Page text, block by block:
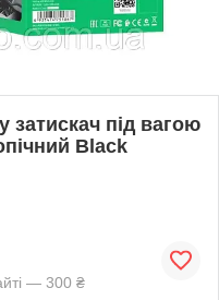
під вагою
Black
— 300 ₴